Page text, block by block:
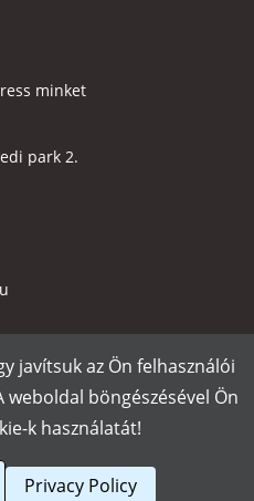
minket
park 2.
tájékoztató
ÁSZF
javítsuk az Ön felhasználói
böngészésével Ön
k használatát!
Privacy Policy